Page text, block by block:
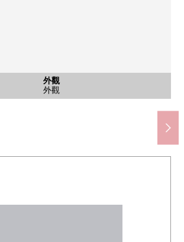
外觀
外觀
客廳
客廳飯廳
客廳
客廳飯廳
廚房
廚房
廚房
3份爐子
廚房
洗碗機
廚房
洗滌槽
洗臉
洗臉室
公共汽車
公共汽車
廁所
廁所
室內
西式房間
室內
西式房間
室內
西式房間
收納
嵌入式衣櫃
收納
壁櫥
收納
壁櫥
陽台
屋頂
風景
來自屋頂的風景
門口
門口
門口
門口
外觀
外觀
外觀
外觀
客廳
客廳飯廳
客廳
客廳飯廳
西本鄉小學(約930m)
西本鄉中學(約680m)
FUJI小菅ka山谷商店(約890m)